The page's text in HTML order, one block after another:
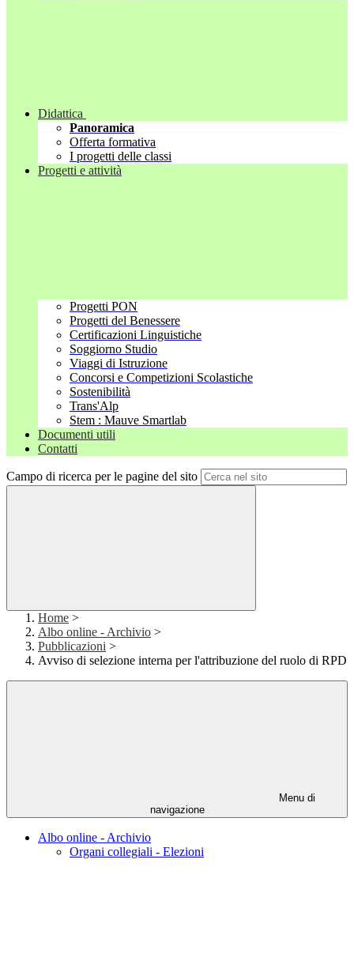
Didattica
Panoramica
Offerta formativa
I progetti delle classi
Progetti e attività
Progetti PON
Progetti del Benessere
Certificazioni Linguistiche
Soggiorno Studio
Viaggi di Istruzione
Concorsi e Competizioni Scolastiche
Sostenibilità
Trans'Alp
Stem : Mauve Smartlab
Documenti utili
Contatti
Campo di ricerca per le pagine del sito
Home >
Albo online - Archivio >
Pubblicazioni >
Avviso di selezione interna per l'attribuzione del ruolo di RPD
Menu di
navigazione
Albo online - Archivio
Organi collegiali - Elezioni